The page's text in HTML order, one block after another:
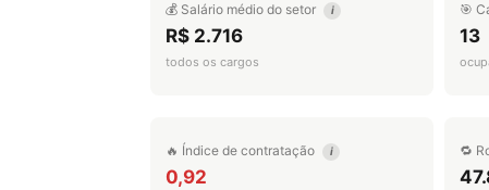
💰 Salário médio do setor i
R$ 2.716
todos os cargos
🎯
13
🔥 Índice de contratação i
0,92
🔁